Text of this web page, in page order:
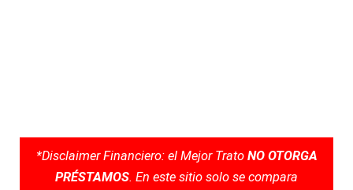
*Disclaimer Financiero: el Mejor Trato NO OTORGA
PRÉSTAMOS. En este sitio solo se compara